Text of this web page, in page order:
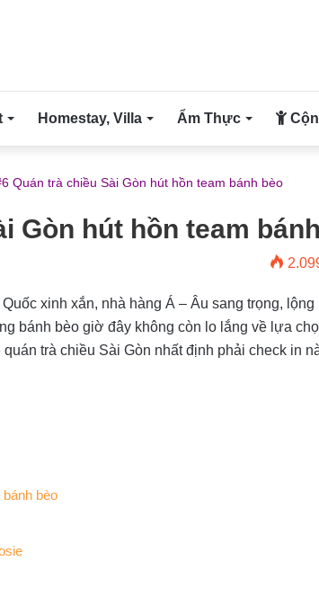
Homestay, Villa Ẩm Thực
Quán trà chiều Sài Gòn hút hồn team bánh bèo
Gòn hút hồn team
xinh xắn, nhà hàng Á – Âu sang trọng,
bánh bèo giờ đây không còn lo lắng về lựa
trà chiều Sài Gòn nhất định phải check in
bánh bèo